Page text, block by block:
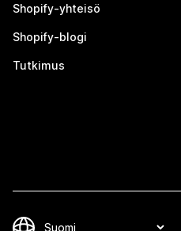
Shopify-yhteisö
Shopify-blogi
Tutkimus